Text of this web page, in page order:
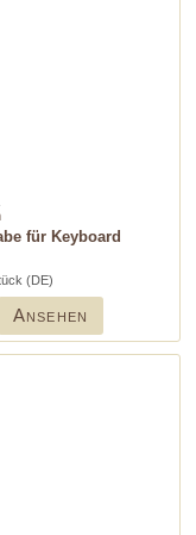
für Keyboard
(DE)
Ansehen